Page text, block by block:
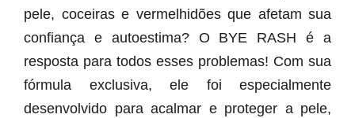
pele, coceiras e vermelhidões que afetam sua
confiança e autoestima? O BYE RASH é a
resposta para todos esses problemas! Com sua
fórmula exclusiva, ele foi especialmente
desenvolvido para acalmar e proteger a pele,